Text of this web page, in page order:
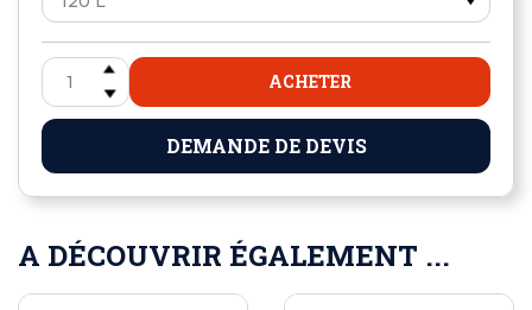
ACHETER
DEMANDE DE DEVIS
A DÉCOUVRIR ÉGALEMENT ...